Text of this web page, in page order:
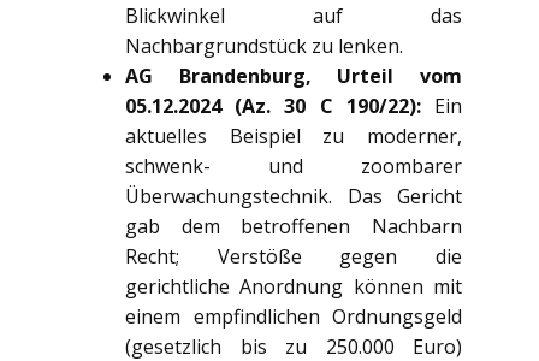
Blickwinkel auf das
Nachbargrundstück zu lenken.
AG Brandenburg, Urteil vom
05.12.2024 (Az. 30 C 190/22):Ein
aktuelles Beispiel zu moderner,
schwenk- und zoombarer
Überwachungstechnik. Das Gericht
gab dem betroffenen Nachbarn
Recht; Verstöße gegen die
gerichtliche Anordnung können mit
einem empfindlichen Ordnungsgeld
(gesetzlich bis zu 250.000 Euro)